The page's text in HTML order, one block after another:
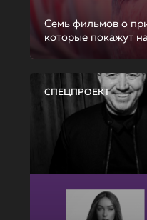
Семь фильмов о
которые покажут
СПЕЦПРОЕКТ